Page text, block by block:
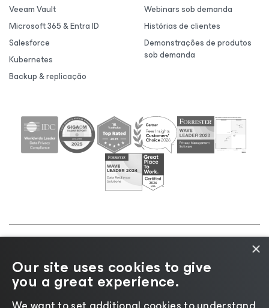
Veeam Vault
Microsoft 365 & Entra ID
Salesforce
Kubernetes
Backup & replicação
Webinars sob demanda
Histórias de clientes
Demonstrações de produtos
sob demanda
|
Aviso de Cookies|Jurídico|Política de
licenciamento |Recursos para Fornecedores
×
Our site uses cookies to give
you a great experience.